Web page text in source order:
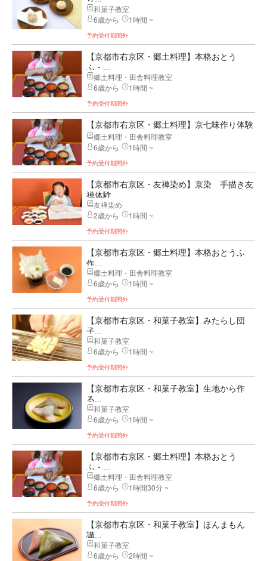
和菓子教室
6歳から
1時間 ~
予約受付期間外
【京都市右京区・郷土料理】本格おとう
ふ・...
郷土料理・田舎料理教室
6歳から
1時間 ~
予約受付期間外
【京都市右京区・郷土料理】京七味作り体験
郷土料理・田舎料理教室
6歳から
1時間 ~
予約受付期間外
【京都市右京区・友禅染め】京染 手描き友
禅体験
友禅染め
2歳から
1時間 ~
予約受付期間外
【京都市右京区・郷土料理】本格おとうふ
作...
郷土料理・田舎料理教室
6歳から
1時間 ~
予約受付期間外
【京都市右京区・和菓子教室】みたらし団
子...
和菓子教室
6歳から
1時間 ~
予約受付期間外
【京都市右京区・和菓子教室】生地から作
る...
和菓子教室
6歳から
1時間 ~
予約受付期間外
【京都市右京区・郷土料理】本格おとう
ふ・...
郷土料理・田舎料理教室
6歳から
1時間30分 ~
予約受付期間外
【京都市右京区・和菓子教室】ほんまもん
講...
和菓子教室
6歳から
2時間 ~